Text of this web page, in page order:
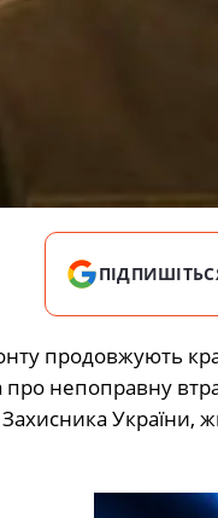
продовжують
непоправну
України,